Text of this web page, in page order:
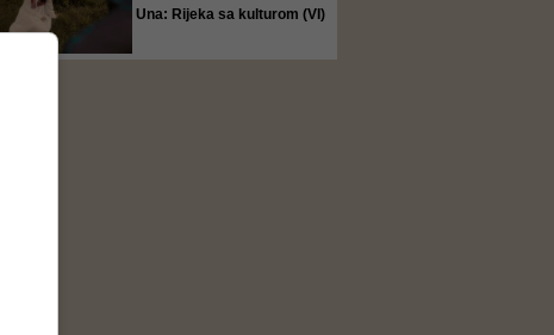
Una: Rijeka sa kulturom (VI)